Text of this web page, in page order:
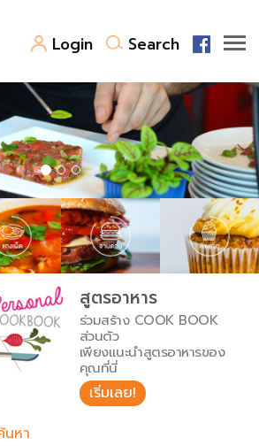
Login Search
ด
น่วยการตวง
ณหภูมิ
ำหนักวัตถุดิบ
สูตรอาหาร
ร่วมสร้าง COOK BOOK
ส่วนตัว
เพียงแนะนำสูตรอาหารของ
คุณที่นี่
เริ่มเลย!
นหา